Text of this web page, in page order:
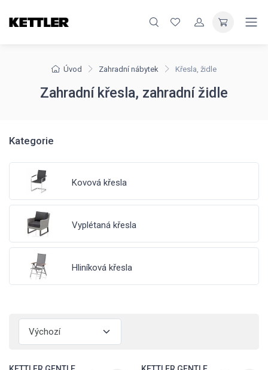
Úvod Zahradní nábytek Křesla, židle
Zahradní křesla, zahradní židle
Kategorie
Kovová křesla
Vyplétaná křesla
Hliníková křesla